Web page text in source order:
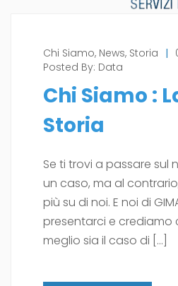
Chi Siamo, News, Storia |
Posted By: Data
Chi Siamo :
Storia
Se ti trovi a passare sul
un caso, ma al
più su di noi. E noi di
presentarci e crediamo
meglio sia il caso di […]